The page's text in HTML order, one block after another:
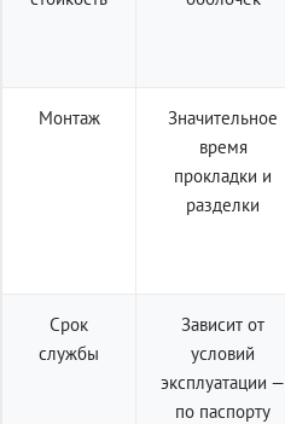
Монтаж
Значительное
время
прокладки и
разделки
Срок
службы
Зависит от
условий
эксплуатации —
по паспорту